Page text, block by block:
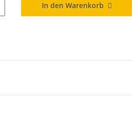
In den Warenkorb